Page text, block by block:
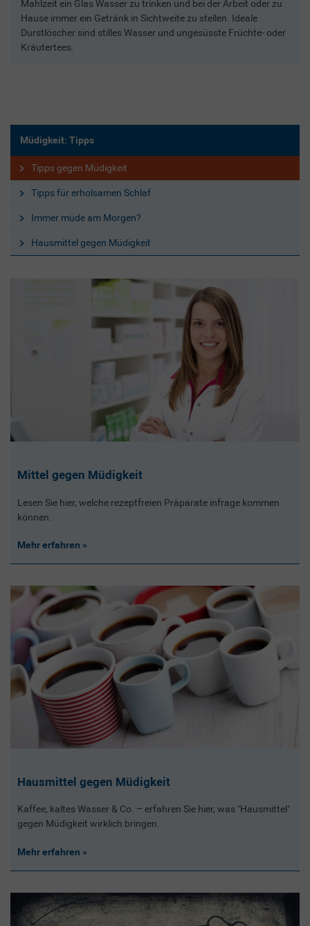
Mahlzeit ein Glas Wasser zu trinken und bei der Arbeit oder zu
Hause immer ein Getränk in Sichtweite zu stellen. Ideale
Durstlöscher sind stilles Wasser und ungesüsste Früchte- oder
Kräutertees.
Müdigkeit: Tipps
Tipps gegen Müdigkeit
Tipps für erholsamen Schlaf
Immer müde am Morgen?
Hausmittel gegen Müdigkeit
Mittel gegen Müdigkeit
Lesen Sie hier, welche rezeptfreien Präparate infrage kommen
können.
Mehr erfahren
Hausmittel gegen Müdigkeit
Kaffee, kaltes Wasser & Co. – erfahren Sie hier, was "Hausmittel"
gegen Müdigkeit wirklich bringen.
Mehr erfahren